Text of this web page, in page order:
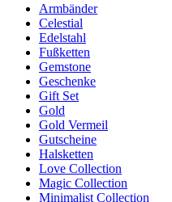
Armbänder
Celestial
Edelstahl
Fußketten
Gemstone
Geschenke
Gift Set
Gold
Gold Vermeil
Gutscheine
Halsketten
Love Collection
Magic Collection
Minimalist Collection